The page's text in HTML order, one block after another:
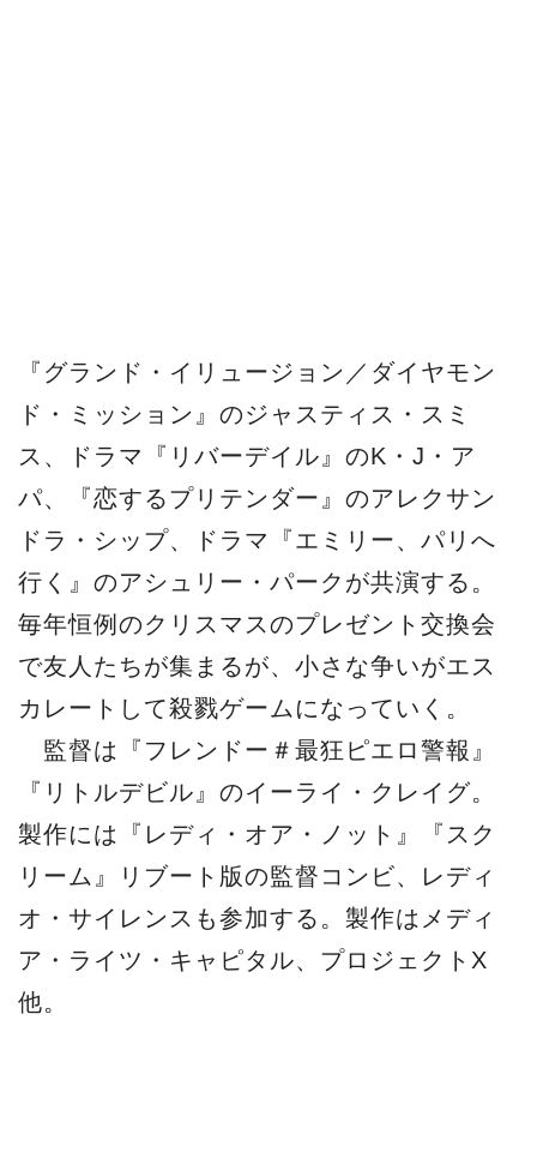
『グランド・イリュージョン／ダイヤモン
ド・ミッション』のジャスティス・スミ
ス、ドラマ『リバーデイル』のK・J・ア
パ、『恋するプリテンダー』のアレクサン
ドラ・シップ、ドラマ『エミリー、パリへ
行く』のアシュリー・パークが共演する。
毎年恒例のクリスマスのプレゼント交換会
で友人たちが集まるが、小さな争いがエス
カレートして殺戮ゲームになっていく。
監督は『フレンドー＃最狂ピエロ警報』
『リトルデビル』のイーライ・クレイグ。
製作には『レディ・オア・ノット』『スク
リーム』リブート版の監督コンビ、レディ
オ・サイレンスも参加する。製作はメディ
ア・ライツ・キャピタル、プロジェクトX
他。